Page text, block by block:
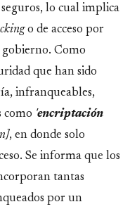
lo cual implica
o de acceso por
Como
que han sido
infranqueables,
como 'encriptación
, en donde solo
Se informa que los
tantas
por un